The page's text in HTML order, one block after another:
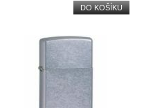
DO KOŠÍKU